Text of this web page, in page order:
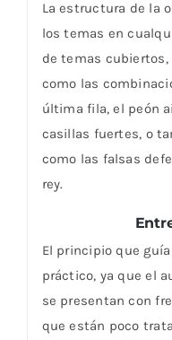
La estructura de la
los temas en
de temas
como las
última fila, el peón
casillas fuertes, o
como las falsas
rey.
El principio que
práctico, ya que el
se presentan con
que están poco